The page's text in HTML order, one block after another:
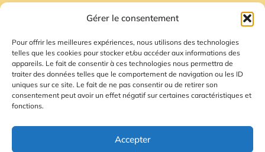
Gérer le consentement
Pour offrir les meilleures expériences, nous utilisons des technologies
telles que les cookies pour stocker et/ou accéder aux informations des
appareils. Le fait de consentir à ces technologies nous permettra de
traiter des données telles que le comportement de navigation ou les ID
uniques sur ce site. Le fait de ne pas consentir ou de retirer son
consentement peut avoir un effet négatif sur certaines caractéristiques et
fonctions.
Accepter
Mentions Légales
Plan du site
Gestion des Cookies